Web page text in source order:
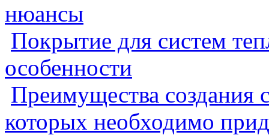
нюансы
Покрытие для систем
особенности
Преимущества создания
которых необходимо